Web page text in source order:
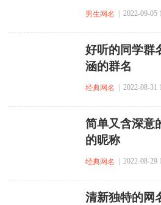
男生网名 | 2022-09-05
好听的同学群
涵的群名
经典网名 | 2022-08-31
简单又含深意
的昵称
经典网名 | 2022-08-29
清新独特的网